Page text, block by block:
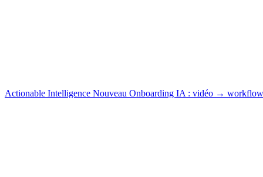
Actionable Intelligence Nouveau Onboarding IA : vidéo →